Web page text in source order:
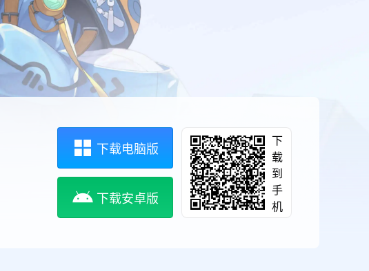
下载电脑版
下载安卓版
下
载
到
手
机